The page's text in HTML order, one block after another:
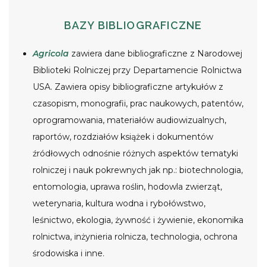
BAZY BIBLIOGRAFICZNE
Agricola zawiera dane bibliograficzne z Narodowej
Biblioteki Rolniczej przy Departamencie Rolnictwa
USA. Zawiera opisy bibliograficzne artykułów z
czasopism, monografii, prac naukowych, patentów,
oprogramowania, materiałów audiowizualnych,
raportów, rozdziałów książek i dokumentów
źródłowych odnośnie różnych aspektów tematyki
rolniczej i nauk pokrewnych jak np.: biotechnologia,
entomologia, uprawa roślin, hodowla zwierząt,
weterynaria, kultura wodna i rybołówstwo,
leśnictwo, ekologia, żywność i żywienie, ekonomika
rolnictwa, inżynieria rolnicza, technologia, ochrona
środowiska i inne.